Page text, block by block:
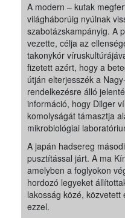
A modern – kutak
világháborúig nyúlnak
szabotázskampányig. A
vezette, célja az
takonykór
fizetett azért, hogy a
útján elterjesszék a
rendelkezésre álló
információ, hogy Dilger
komolyságát támasztja
mikrobiológiai
A japán hadsereg
pusztítással járt. A ma
amelyben a foglyokon
hordozó legyeket
lakosság közé,
ezzel.